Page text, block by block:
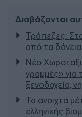
Διαβάζονται
Τράπεζες:
από τα
Νέο
γραμμές» για
ξενοδοχεία,
Τα ανοιχτά
ελληνικής